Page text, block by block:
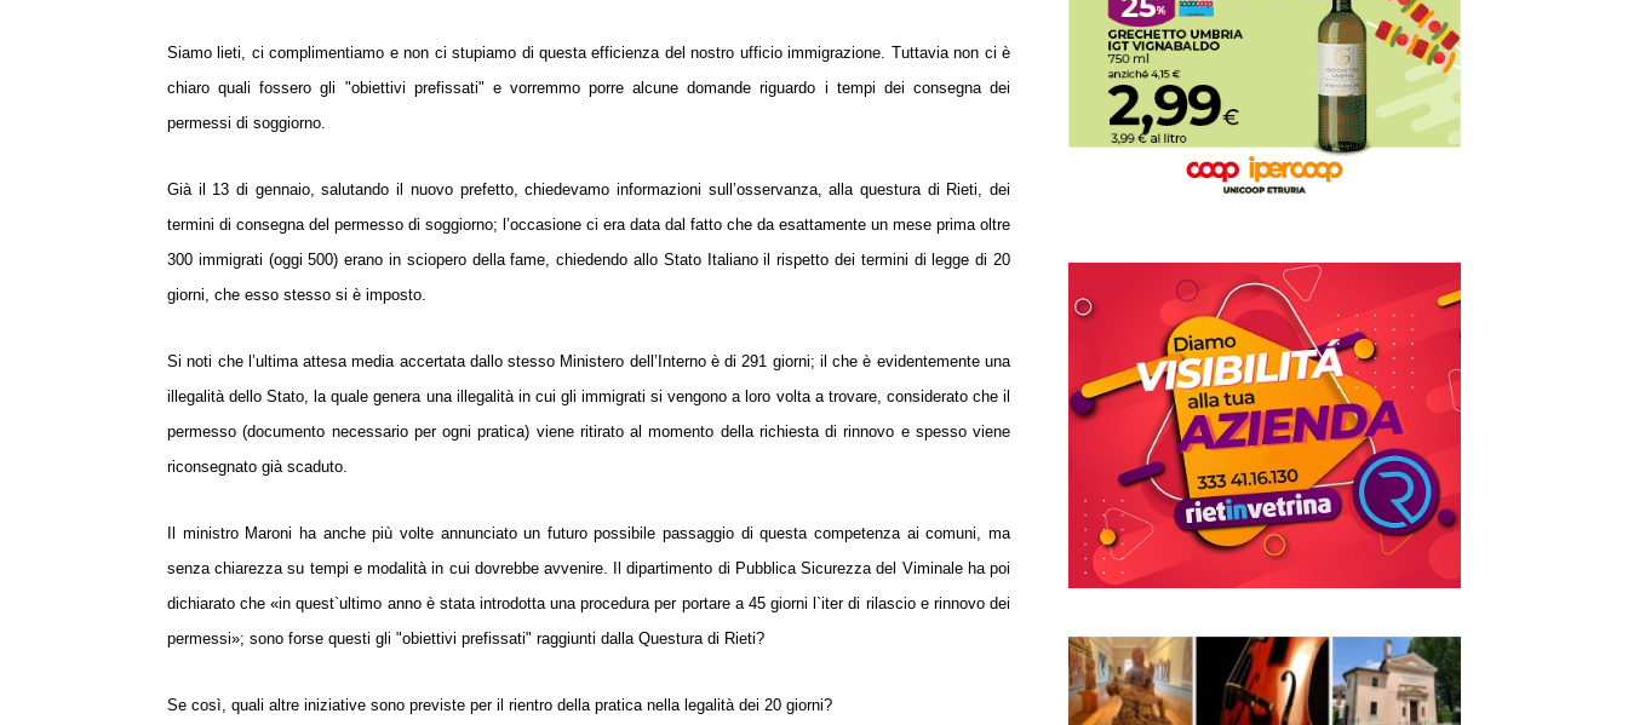
Siamo lieti, ci complimentiamo e non ci stupiamo di questa efficienza delnostro ufficio immigrazione. Tuttavia non ci è
chiaro quali fossero gli "obiettivi prefissati" e vorremmo porre alcune domande riguardo i tempi dei consegna dei
permessi di soggiorno.
Già il 13 di gennaio, salutando il nuovo prefetto, chiedevamo informazioni sull’osservanza, alla questura di Rieti, dei
termini di consegna del permesso di soggiorno; l’occasione ci era data dal fatto che da esattamente un mese prima oltre
300 immigrati (oggi 500) erano in sciopero della fame, chiedendo allo Stato Italiano il rispetto dei termini di legge di 20
giorni, che esso stesso si è imposto.
Si noti che l’ultima attesa media accertata dallo stesso Ministero dell’Interno è di 291 giorni; il che è evidentemente una
illegalità delloStato, la quale genera una illegalità in cui gli immigrati si vengono a loro volta a trovare, considerato che il
permesso (documento necessario per ognipratica) viene ritirato al momento della richiesta di rinnovo e spesso viene
riconsegnato già scaduto.
Il ministro Maroni ha anche più volte annunciato un futuro possibile passaggio di questa competenza ai comuni, ma
senza chiarezza su tempi e modalità in cui dovrebbe avvenire. Il dipartimento di Pubblica Sicurezza del Viminale ha poi
dichiarato che «in quest`ultimo anno è stata introdotta una procedura per portare a 45 giorni l`iter di rilascio e rinnovo dei
permessi»; sono forse questi gli "obiettivi prefissati" raggiunti dalla Questura di Rieti?
Se così, quali altre iniziative sono previste per il rientro della pratica nella legalità dei 20 giorni?